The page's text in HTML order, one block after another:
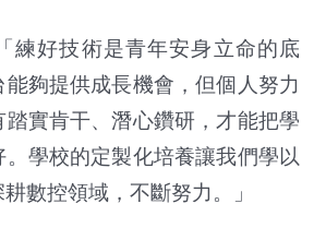
練好技術是青年安身立命的底
夠提供成長機會，但個人努力
實肯干、潛心鑽研，才能把學
學校的定製化培養讓我們學以
數控領域，不斷努力。」